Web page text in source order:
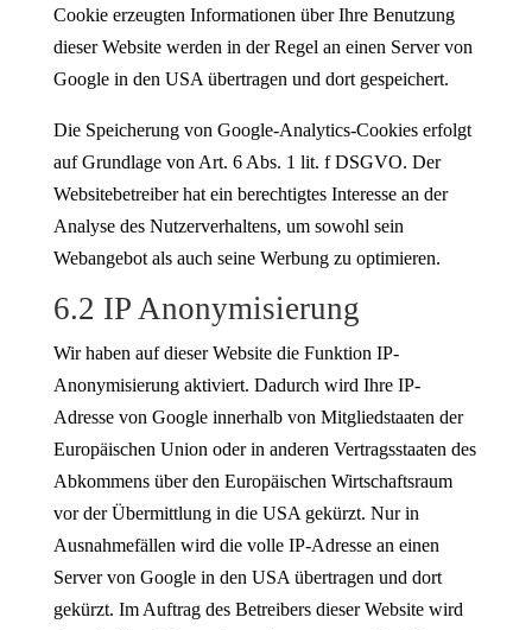
Cookie erzeugten Informationen über Ihre Benutzung
dieser Website werden in der Regel an einen Server von
Google in den USA übertragen und dort gespeichert.
Die Speicherung von Google-Analytics-Cookies erfolgt
auf Grundlage von Art. 6 Abs. 1 lit. f DSGVO. Der
Websitebetreiber hat ein berechtigtes Interesse an der
Analyse des Nutzerverhaltens, um sowohl sein
Webangebot als auch seine Werbung zu optimieren.
6.2 IP Anonymisierung
Wir haben auf dieser Website die Funktion IP-
Anonymisierung aktiviert. Dadurch wird Ihre IP-
Adresse von Google innerhalb von Mitgliedstaaten der
Europäischen Union oder in anderen Vertragsstaaten des
Abkommens über den Europäischen Wirtschaftsraum
vor der Übermittlung in die USA gekürzt. Nur in
Ausnahmefällen wird die volle IP-Adresse an einen
Server von Google in den USA übertragen und dort
gekürzt. Im Auftrag des Betreibers dieser Website wird